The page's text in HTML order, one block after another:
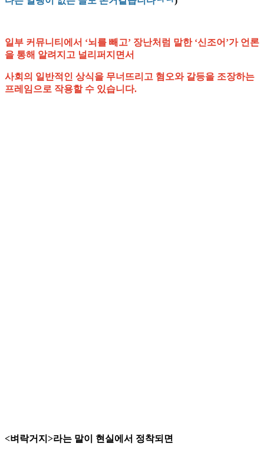
일부 커뮤니티에서 ‘뇌를 빼고’ 장난처럼 말한 ‘신조어’가 언론
을 통해 알려지고 널리퍼지면서
사회의 일반적인 상식을 무너뜨리고 혐오와 갈등을 조장하는
프레임으로 작용할 수 있습니다.
<벼락거지>라는 말이 현실에서 정착되면